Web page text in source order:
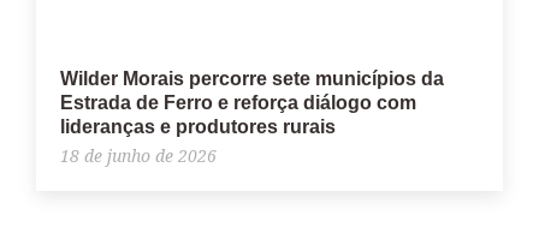
Wilder Morais percorre sete municípios da
Estrada de Ferro e reforça diálogo com
lideranças e produtores rurais
18 de junho de 2026